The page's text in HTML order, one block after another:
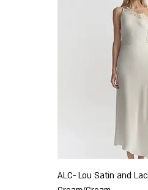
ALC- Lou Satin and